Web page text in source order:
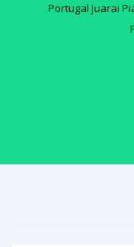
Portugal Juarai